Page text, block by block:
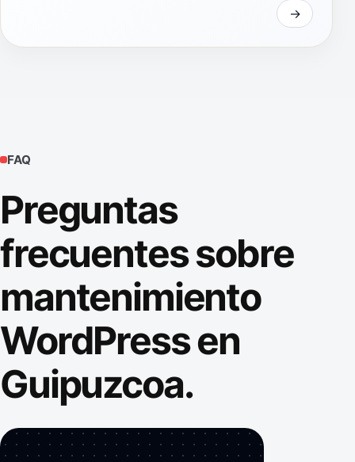
FAQ
Preguntas
frecuentes sobre
mantenimiento
WordPress en
Guipuzcoa.